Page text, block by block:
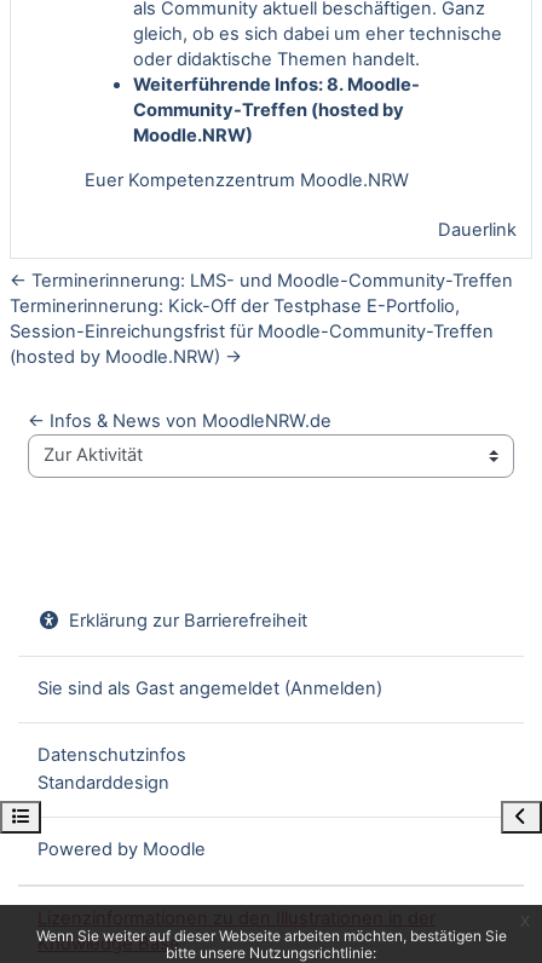
Wenn Sie weiter auf dieser Webseite arbeiten möchten, bestätigen Sie
bitte unsere Nutzungsrichtlinie:
Kursindex öffnen
als Community aktuell beschäftigen. Ganz
gleich, ob es sich dabei um eher technische
oder didaktische Themen handelt.
Weiterführende Infos:8. Moodle-
Community-Treffen (hosted by
Moodle.NRW)
Euer Kompetenzzentrum Moodle.NRW
Dauerlink
← Terminerinnerung: LMS- und Moodle-Community-Treffen
Terminerinnerung: Kick-Off der Testphase E-Portfolio,
Session-Einreichungsfrist für Moodle-Community-Treffen
(hosted by Moodle.NRW) →
← Infos & News von MoodleNRW.de
Zur Aktivität
Erklärung zur Barrierefreiheit
Sie sind als Gast angemeldet (Anmelden)
Datenschutzinfos
Standarddesign
Powered by Moodle
Knowledge Base